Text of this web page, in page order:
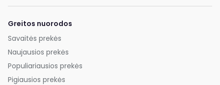
Greitos nuorodos
Savaitės prekės
Naujausios prekės
Populiariausios prekės
Pigiausios prekės